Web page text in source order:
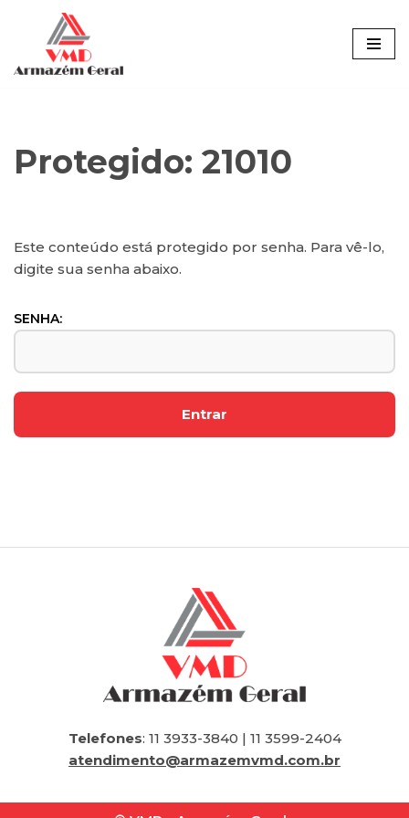
Pular
para
Protegido: 21010
Este conteúdo está protegido por senha. Para vê-lo,
digite sua senha abaixo.
SENHA:
Telefones: 11 3933-3840 | 11 3599-2404
atendimento@armazemvmd.com.br